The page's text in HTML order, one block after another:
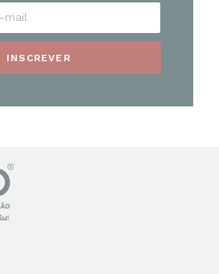
INSCREVER